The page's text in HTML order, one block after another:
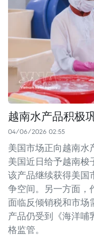
越南水产品积极
04/06/2026 02:55
美国市场正向越南水
美国近日给予越南梭
该产品继续获得美国
争空间。另一方面，
面临反倾销税和市场
产品仍受到《海洋哺
格监管。